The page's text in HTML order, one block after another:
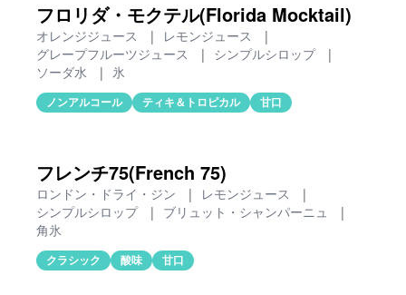
フロリダ・モクテル(Florida Mocktail)
オレンジジュース | レモンジュース
|
グレープフルーツジュース
| シンプルシロップ
|
ソーダ水
| 氷
ノンアルコール ティキ＆トロピカル 甘口
フレンチ75(French 75)
ロンドン・ドライ・ジン | レモンジュース
|
シンプルシロップ
| ブリュット・シャンパーニュ
|
角氷
クラシック 酸味 甘口